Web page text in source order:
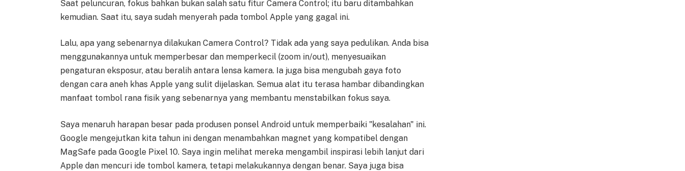
Saat peluncuran, fokus bahkan bukan salah satu fitur Camera Control; itu baru ditambahkan
kemudian. Saat itu, saya sudah menyerah pada tombol Apple yang gagal ini.
Lalu, apa yang sebenarnya dilakukan Camera Control? Tidak ada yang saya pedulikan. Anda bisa
menggunakannya untuk memperbesar dan memperkecil (zoom in/out), menyesuaikan
pengaturan eksposur, atau beralih antara lensa kamera. Ia juga bisa mengubah gaya foto
dengan cara aneh khas Apple yang sulit dijelaskan. Semua alat itu terasa hambar dibandingkan
manfaat tombol rana fisik yang sebenarnya yang membantu menstabilkan fokus saya.
Saya menaruh harapan besar pada produsen ponsel Android untuk memperbaiki "kesalahan" ini.
Google mengejutkan kita tahun ini dengan menambahkan magnet yang kompatibel dengan
MagSafe pada Google Pixel 10. Saya ingin melihat mereka mengambil inspirasi lebih lanjut dari
Apple dan mencuri ide tombol kamera, tetapi melakukannya dengan benar. Saya juga bisa